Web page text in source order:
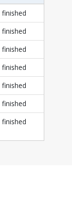
finished
finished
finished
finished
finished
finished
finished